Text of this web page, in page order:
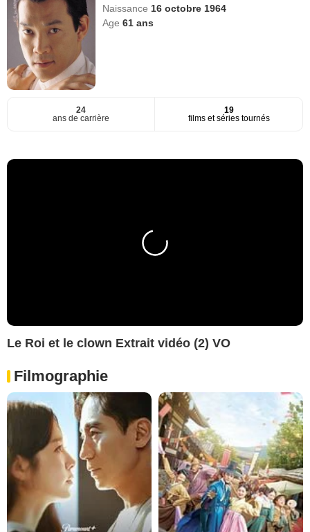
Naissance 16 octobre 1964
Age61 ans
24
ans de carrière
19
films et séries tournés
Le Roi et le clown Extrait vidéo (2) VO
Filmographie